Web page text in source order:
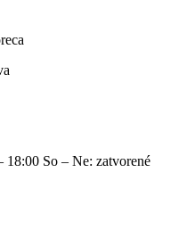
18:00 So – Ne: zatvorené